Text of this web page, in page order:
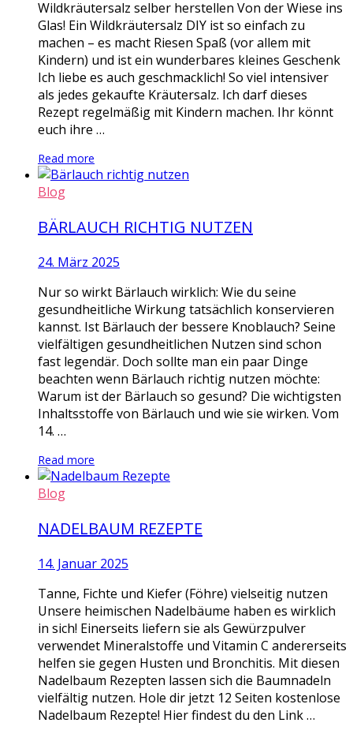
Wildkräutersalz selber herstellen Von der Wiese ins
Glas! Ein Wildkräutersalz DIY ist so einfach zu
machen – es macht Riesen Spaß (vor allem mit
Kindern) und ist ein wunderbares kleines Geschenk
Ich liebe es auch geschmacklich! So viel intensiver
als jedes gekaufte Kräutersalz. Ich darf dieses
Rezept regelmäßig mit Kindern machen. Ihr könnt
euch ihre …
Read more
Blog
BÄRLAUCH RICHTIG NUTZEN
24. März 2025
Nur so wirkt Bärlauch wirklich: Wie du seine
gesundheitliche Wirkung tatsächlich konservieren
kannst. Ist Bärlauch der bessere Knoblauch? Seine
vielfältigen gesundheitlichen Nutzen sind schon
fast legendär. Doch sollte man ein paar Dinge
beachten wenn Bärlauch richtig nutzen möchte:
Warum ist der Bärlauch so gesund? Die wichtigsten
Inhaltsstoffe von Bärlauch und wie sie wirken. Vom
14. …
Read more
Blog
NADELBAUM REZEPTE
14. Januar 2025
Tanne, Fichte und Kiefer (Föhre) vielseitig nutzen
Unsere heimischen Nadelbäume haben es wirklich
in sich! Einerseits liefern sie als Gewürzpulver
verwendet Mineralstoffe und Vitamin C andererseits
helfen sie gegen Husten und Bronchitis. Mit diesen
Nadelbaum Rezepten lassen sich die Baumnadeln
vielfältig nutzen. Hole dir jetzt 12 Seiten kostenlose
Nadelbaum Rezepte! Hier findest du den Link …